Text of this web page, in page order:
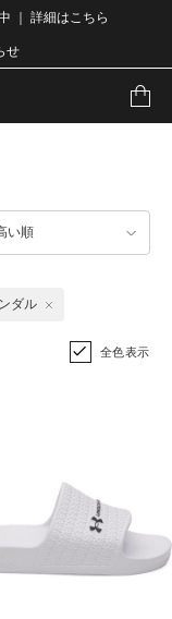
｜ 詳細はこちら
せ
い順
ダル
全色表示